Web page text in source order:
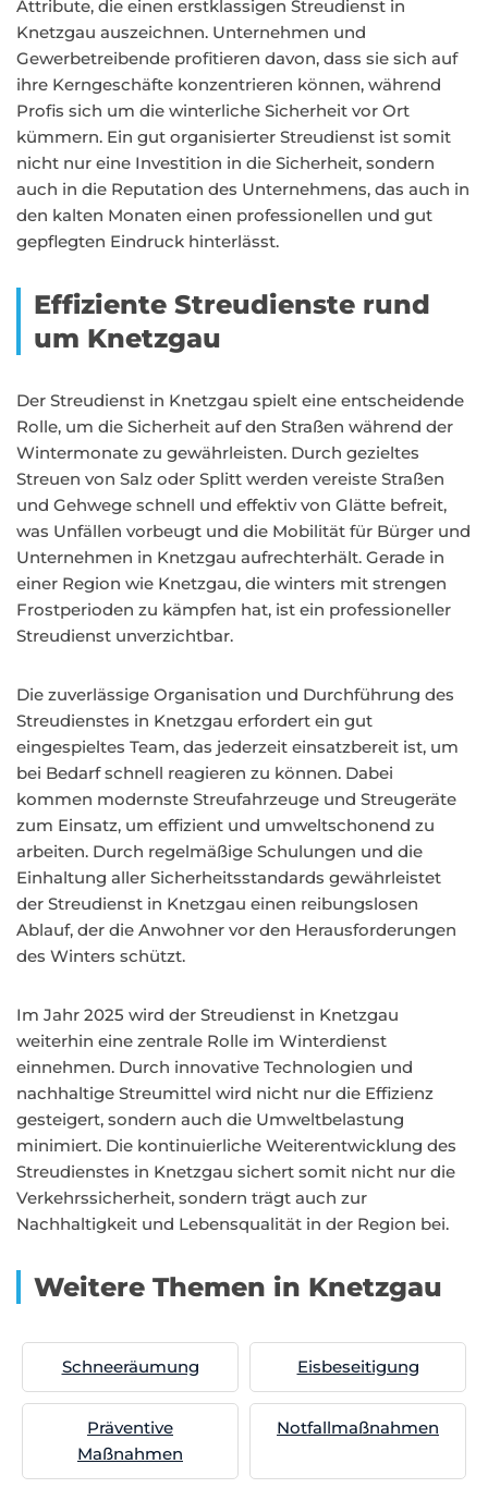
Attribute, die einen erstklassigen Streudienst in
Knetzgau auszeichnen. Unternehmen und
Gewerbetreibende profitieren davon, dass sie sich auf
ihre Kerngeschäfte konzentrieren können, während
Profis sich um die winterliche Sicherheit vor Ort
kümmern. Ein gut organisierter Streudienst ist somit
nicht nur eine Investition in die Sicherheit, sondern
auch in die Reputation des Unternehmens, das auch in
den kalten Monaten einen professionellen und gut
gepflegten Eindruck hinterlässt.
Effiziente Streudienste rund
um Knetzgau
Der Streudienst in Knetzgau spielt eine entscheidende
Rolle, um die Sicherheit auf den Straßen während der
Wintermonate zu gewährleisten. Durch gezieltes
Streuen von Salz oder Splitt werden vereiste Straßen
und Gehwege schnell und effektiv von Glätte befreit,
was Unfällen vorbeugt und die Mobilität für Bürger und
Unternehmen in Knetzgau aufrechterhält. Gerade in
einer Region wie Knetzgau, die winters mit strengen
Frostperioden zu kämpfen hat, ist ein professioneller
Streudienst unverzichtbar.
Die zuverlässige Organisation und Durchführung des
Streudienstes in Knetzgau erfordert ein gut
eingespieltes Team, das jederzeit einsatzbereit ist, um
bei Bedarf schnell reagieren zu können. Dabei
kommen modernste Streufahrzeuge und Streugeräte
zum Einsatz, um effizient und umweltschonend zu
arbeiten. Durch regelmäßige Schulungen und die
Einhaltung aller Sicherheitsstandards gewährleistet
der Streudienst in Knetzgau einen reibungslosen
Ablauf, der die Anwohner vor den Herausforderungen
des Winters schützt.
Im Jahr 2025 wird der Streudienst in Knetzgau
weiterhin eine zentrale Rolle im Winterdienst
einnehmen. Durch innovative Technologien und
nachhaltige Streumittel wird nicht nur die Effizienz
gesteigert, sondern auch die Umweltbelastung
minimiert. Die kontinuierliche Weiterentwicklung des
Streudienstes in Knetzgau sichert somit nicht nur die
Verkehrssicherheit, sondern trägt auch zur
Nachhaltigkeit und Lebensqualität in der Region bei.
Weitere Themen in Knetzgau
Schneeräumung Eisbeseitigung
Präventive
Maßnahmen
Notfallmaßnahmen